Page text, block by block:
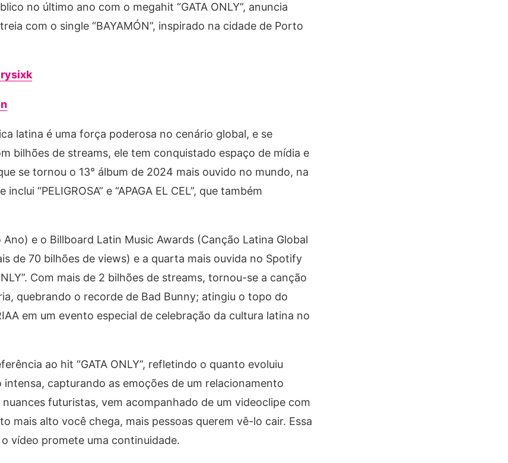
no último ano com o megahit “GATA ONLY”, anuncia
com o single “BAYAMÓN”, inspirado na cidade de Porto
latina é uma força poderosa no cenário global, e se
bilhões de streams, ele tem conquistado espaço de mídia e
se tornou o 13° álbum de 2024 mais ouvido no mundo, na
“PELIGROSA” e “APAGA EL CEL”, que também
e o Billboard Latin Music Awards (Canção Latina Global
de 70 bilhões de views) e a quarta mais ouvida no Spotify
Com mais de 2 bilhões de streams, tornou-se a canção
quebrando o recorde de Bad Bunny; atingiu o topo do
em um evento especial de celebração da cultura latina no
ao hit “GATA ONLY”, refletindo o quanto evoluiu
capturando as emoções de um relacionamento
futuristas, vem acompanhado de um videoclipe com
mais alto você chega, mais pessoas querem vê-lo cair. Essa
vídeo promete uma continuidade.